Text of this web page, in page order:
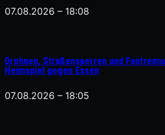
07.08.2026 – 18:08
Drohnen, Straßensperren und
Heimspiel gegen Essen
07.08.2026 – 18:05